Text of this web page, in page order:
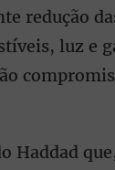
redução
luz e
Haddad